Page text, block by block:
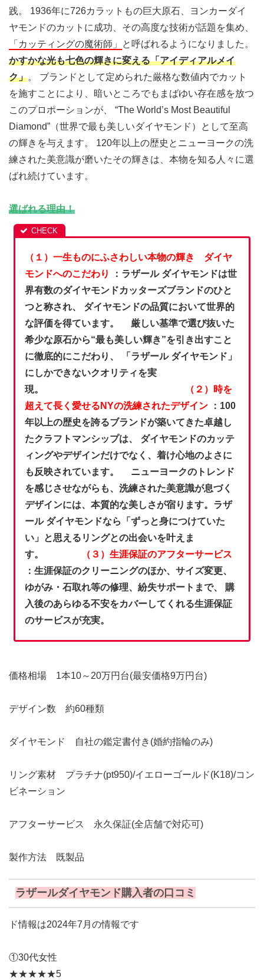
践。 1936年に726カラットもの巨大原石、ヨンカーダイ
ヤモンドのカットに成功、その高度な技術が話題を集め、
「カッティングの魔術師」
と呼ばれるようになりました。
かすかな光も七色の輝きに変える「アイディアルメイ
ク」。 ブランドとして定められた厳格な数値内でカット
を施すことにより、暗いところでもまばゆい存在感を放つ
このプロポーションが、 “The World’s Most Beautiful
Diamond”（世界で最も美しいダイヤモンド）として至高
の輝きを与えます。 120年以上の歴史とニューヨークの洗
練された美意識が磨いたその輝きは、本物を知る人々に選
ばれ続けています。
選ばれる理由！
（１）一生ものにふさわしい本物の輝き ダイヤ
モンドへのこだわり
：ラザール ダイヤモンドは世
界有数のダイヤモンドカッターズブランドのひと
つと称され、 ダイヤモンドの品質において世界的
な評価を得ています。 厳しい基準で選び抜いた
希少な原石から“最も美しい輝き”を引き出すこと
に徹底的にこだわり、 「ラザール ダイヤモンド」
にしかできないクオリティを実
現。
（２）時を
超えて長く愛せるNYの洗練されたデザイン ：100
年以上の歴史を誇るブランドが築いてきた卓越し
たクラフトマンシップは、 ダイヤモンドのカッテ
ィングやデザインだけでなく、着け心地のよさに
も反映されています。 ニューヨークのトレンド
を感じさせながらも、洗練された美意識が息づく
デザインには、本質的な美しさが宿ります。ラザ
ール ダイヤモンドなら「ずっと身につけていた
い」と思えるリングとの出会いを叶えま
す。
（３）生涯保証のアフターサービス
：生涯保証のクリーニングのほか、サイズ変更、
ゆがみ・石取れ等の修理、紛失サポートまで、 購
入後のあらゆる不安をカバーしてくれる生涯保証
のサービスが充実。
価格相場 1本10～20万円台(最安価格9万円台)
デザイン数 約60種類
ダイヤモンド 自社の鑑定書付き(婚約指輪のみ)
リング素材 プラチナ(pt950)/イエローゴールド(K18)/コン
ビネーション
アフターサービス 永久保証(全店舗で対応可)
製作方法 既製品
ラザールダイヤモンド購入者の口コミ
ド情報は2024年7月の情報です
①30代女性
★★★★★5